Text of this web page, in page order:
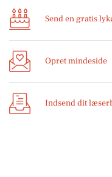
Send en gratis
Opret mindeside
Indsend dit